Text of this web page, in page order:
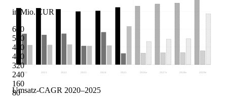
in Mio. EUR
640
560
480
400
320
240
160
80
2020 2021 2022 2023 2024 2025 2026 e 2027 e 2028 e 2029 e
Umsatz-CAGR 2020–2025